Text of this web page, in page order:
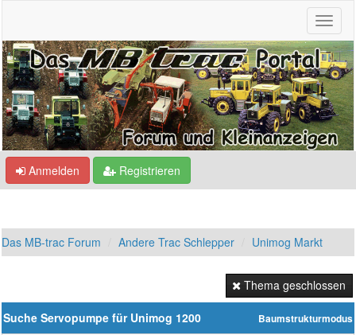
Anmelden Registrieren
Das MB-trac Forum Andere Trac Schlepper Unimog Markt
Thema geschlossen
Baumstrukturmodus
Suche Servopumpe für Unimog 1200